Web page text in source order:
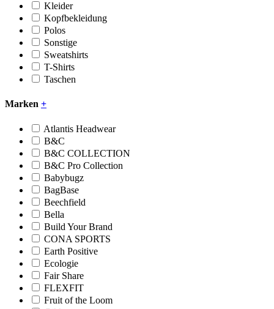
Kleider
Kopfbekleidung
Polos
Sonstige
Sweatshirts
T-Shirts
Taschen
Marken +
Atlantis Headwear
B&C
B&C COLLECTION
B&C Pro Collection
Babybugz
BagBase
Beechfield
Bella
Build Your Brand
CONA SPORTS
Earth Positive
Ecologie
Fair Share
FLEXFIT
Fruit of the Loom